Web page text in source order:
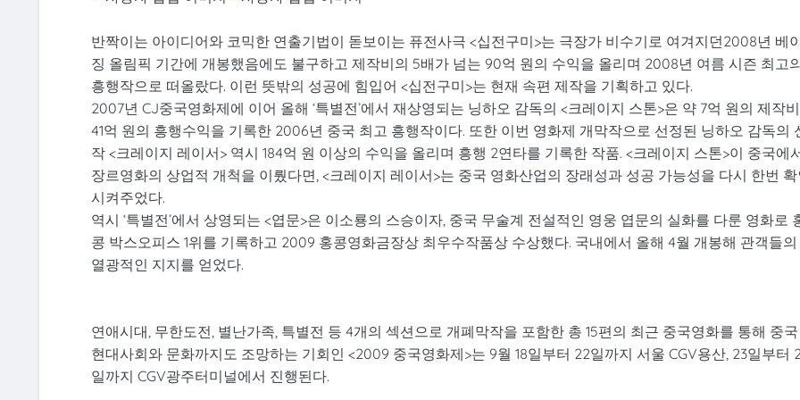
반짝이는 아이디어와 코믹한 연출기법이 돋보이는 퓨전사극 <십전구미>는 극장가 비수기로 여겨지던2008년 베
징 올림픽 기간에 개봉했음에도 불구하고 제작비의 5배가 넘는 90억 원의 수익을 올리며 2008년 여름 시즌 최고
흥행작으로 떠올랐다. 이런 뜻밖의 성공에 힘입어 <십전구미>는 현재 속편 제작을 기획하고 있다.
2007년 CJ중국영화제에 이어 올해 ‘특별전’에서 재상영되는 닝하오 감독의 <크레이지 스톤>은 약 7억 원의 제작
41억 원의 흥행수익을 기록한 2006년 중국 최고 흥행작이다. 또한 이번 영화제 개막작으로 선정된 닝하오 감독의
작 <크레이지 레이서> 역시 184억 원 이상의 수익을 올리며 흥행 2연타를 기록한 작품. <크레이지 스톤>이 중국에
장르영화의 상업적 개척을 이뤘다면, <크레이지 레이서>는 중국 영화산업의 장래성과 성공 가능성을 다시 한번 확
시켜주었다.
역시 ‘특별전’에서 상영되는 <엽문>은 이소룡의 스승이자, 중국 무술계 전설적인 영웅 엽문의 실화를 다룬 영화로
콩 박스오피스 1위를 기록하고 2009 홍콩영화금장상 최우수작품상 수상했다. 국내에서 올해 4월 개봉해 관객들의
열광적인 지지를 얻었다.
연애시대, 무한도전, 별난가족, 특별전 등 4개의 섹션으로 개폐막작을 포함한 총 15편의 최근 중국영화를 통해 중국
현대사회와 문화까지도 조망하는 기회인 <2009 중국영화제>는 9월 18일부터 22일까지 서울 CGV용산, 23일부터
일까지 CGV광주터미널에서 진행된다.